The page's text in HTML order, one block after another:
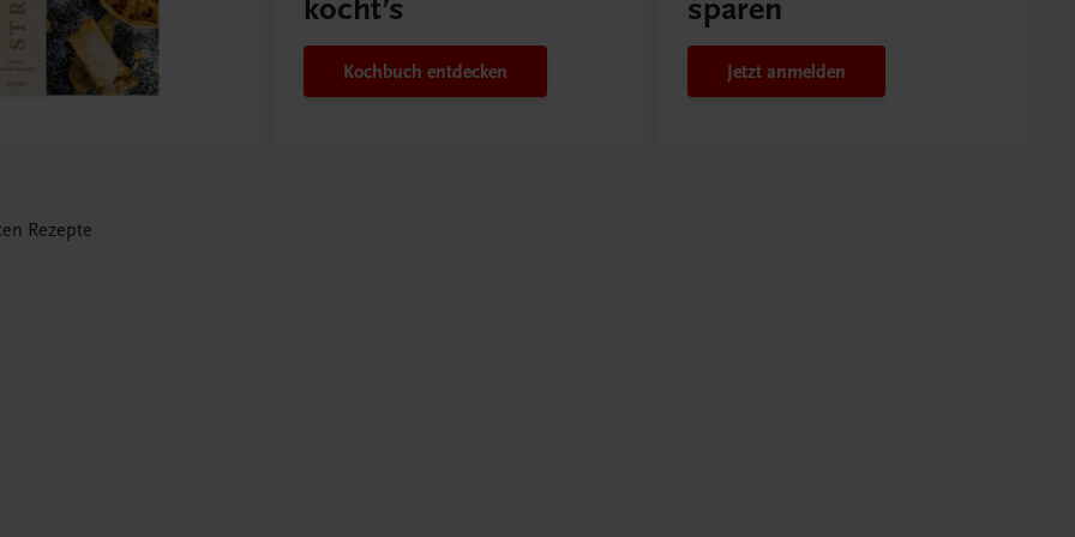
Rezepte
kocht’s
Kochbuch entdecken
sparen
Jetzt anmelden